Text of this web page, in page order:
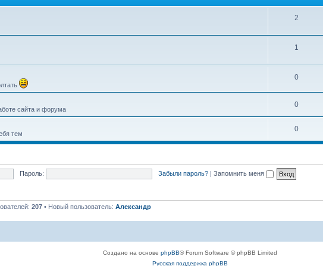
ы
2Т
м
ы
1
м
ы
0Т
е
м
сайта и форума
0Т
е
тем
0Т
е
Пароль: Забыли пароль? | Запомнить меня
207 • Новый пользователь: Александр
Создано на основе phpBB® Forum Software © phpBB Limited
Русская поддержка phpBB